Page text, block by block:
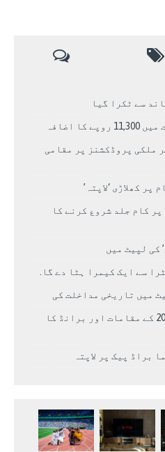
سے ٹکرا گیا
اضافہ
ملکی پروڈکشنز پر مقامی
کھلاڑی ‘لاپتہ’
کام جلد شروع کرنے کا
کی لپیٹ میں
میں تاریخی مداخلت کی
مردوں کے کرکٹ ورلڈ کپ 2027 کے مقامات اور برانڈ کا